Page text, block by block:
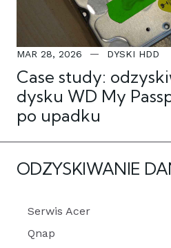
MAR 28, 2026 DYSKI HDD
Case study:
dysku WD My
po upadku
ODZYSKIWANIE
Serwis Acer
Qnap